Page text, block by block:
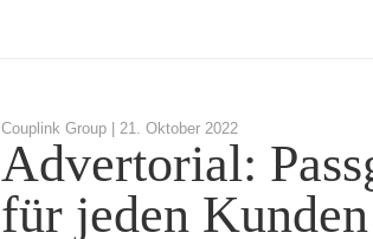
Couplink Group | 21. Oktober 2022
Advertorial:
für jeden Kunden